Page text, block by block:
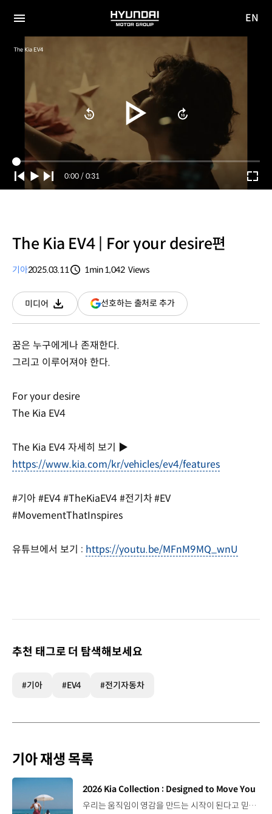
전체
메뉴
HYUNDAI
MOTOR
EN
Current
Time
0:00 / Duration
0:31
The Kia EV4 | For your desire편
기아2025.03.11
1min1,042 Views
미디어
다운로드
선호하는 출처로 추가(새
창
꿈은 누구에게나 존재한다.
그리고 이루어져야 한다.
For your desire
The Kia EV4
The Kia EV4 자세히 보기 ▶
https://www.kia.com/kr/vehicles/ev4/features
#기아 #EV4 #TheKiaEV4 #전기차 #EV
#MovementThatInspires
유튜브에서 보기 : https://youtu.be/MFnM9MQ_wnU
추천 태그로 더 탐색해보세요
#기아 #EV4 #전기자동차
기아 재생 목록
[동영상]
2026 Kia Collection : Designed to Move You
우리는 움직임이 영감을 만드는 시작이 된다고 믿습니다. 기아만의 Movement로 당신의 일상에 영감을 더해줄 2026 Kia Collection을 만나보세요. Designed to move you. Kia Collection 자세히 보기 ▶ #Kia #기아 #KiaCollection #기아컬렉션 #Designedtomoveyou #lifestyle